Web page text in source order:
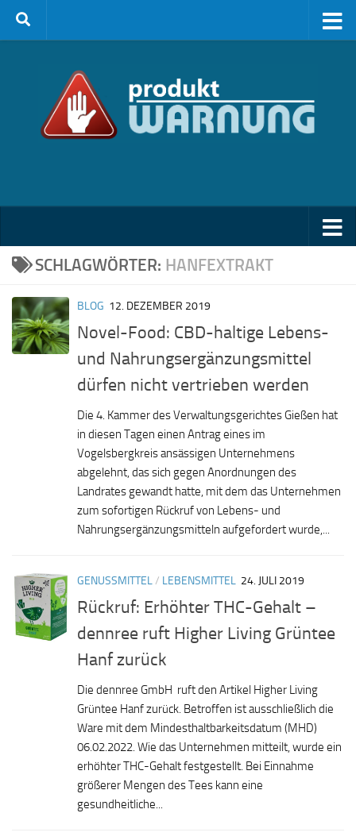
Zum Inhalt springen
SCHLAGWÖRTER: HANFEXTRAKT
BLOG 12. DEZEMBER 2019
Novel-Food: CBD-haltige Lebens-
und Nahrungsergänzungsmittel
dürfen nicht vertrieben werden
Die 4. Kammer des Verwaltungsgerichtes Gießen hat
in diesen Tagen einen Antrag eines im
Vogelsbergkreis ansässigen Unternehmens
abgelehnt, das sich gegen Anordnungen des
Landrates gewandt hatte, mit dem das Unternehmen
zum sofortigen Rückruf von Lebens- und
Nahrungsergänzungsmitteln aufgefordert wurde,...
GENUSSMITTEL/ LEBENSMITTEL 24. JULI 2019
Rückruf: Erhöhter THC-Gehalt –
dennree ruft Higher Living Grüntee
Hanf zurück
Die dennree GmbH ruft den Artikel Higher Living
Grüntee Hanf zurück. Betroffen ist ausschließlich die
Ware mit dem Mindesthaltbarkeitsdatum (MHD)
06.02.2022. Wie das Unternehmen mitteilt, wurde ein
erhöhter THC-Gehalt festgestellt. Bei Einnahme
größerer Mengen des Tees kann eine
gesundheitliche...